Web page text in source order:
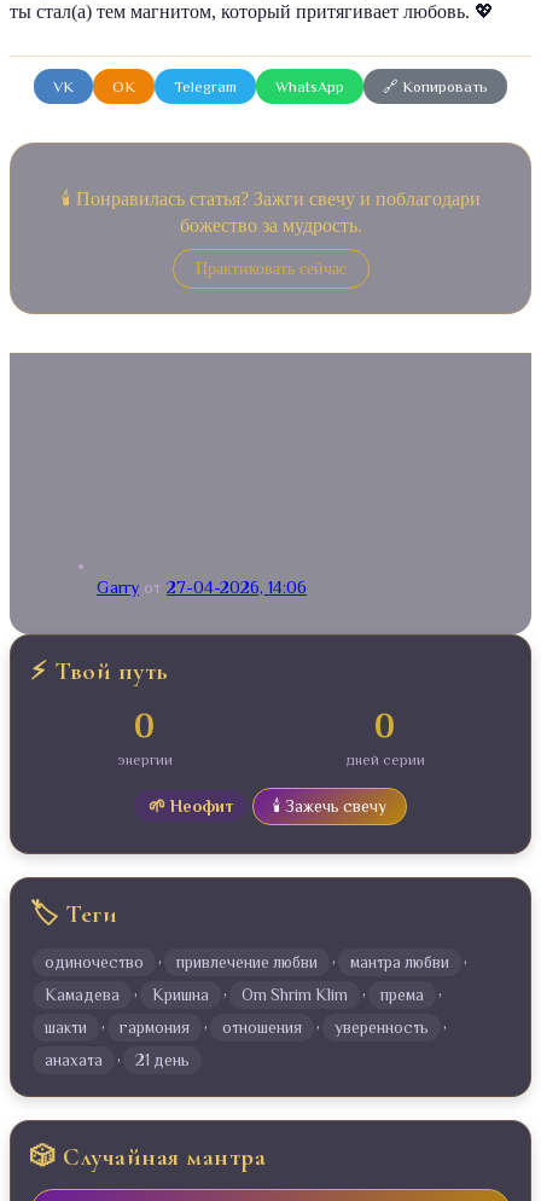
ты стал(а) тем магнитом, который притягивает любовь. 💖
VK OK Telegram WhatsApp 🔗 Копировать
🕯️ Понравилась статья? Зажги свечу и поблагодари
божество за мудрость.
Практиковать сейчас
Garry от 27-04-2026, 14:06
⚡ Твой путь
0
энергии
0
дней серии
🌱 Неофит 🕯️ Зажечь свечу
🏷️ Теги
одиночество , привлечение любви , мантра любви ,
Камадева , Кришна , Om Shrim Klim , према ,
шакти , гармония , отношения , уверенность ,
анахата , 21 день
🎲 Случайная мантра